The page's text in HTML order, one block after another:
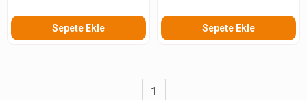
Sepete Ekle Sepete Ekle
1